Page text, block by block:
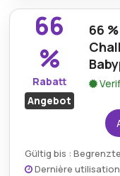
% Preisnachlass
Zubehör zu
66
%
Rabatt
Angebot
66
Gültig bis :
Dernière